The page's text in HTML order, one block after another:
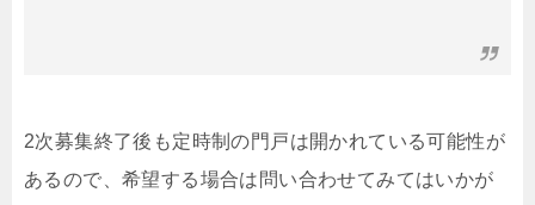
2次募集終了後も定時制の門戸は開かれている可能性が
あるので、希望する場合は問い合わせてみてはいかが